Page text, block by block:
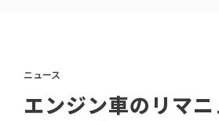
ニュース
エンジン車のリマ